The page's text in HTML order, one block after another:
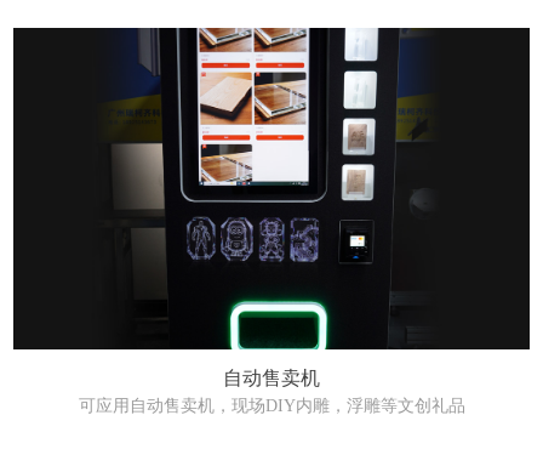
自动售卖机
可应用自动售卖机，现场DIY内雕，浮雕等文创礼品